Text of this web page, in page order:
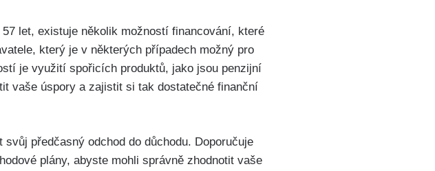
let, existuje několik možností financování, které
který je v ​některých případech možný pro
​je využití spořicích produktů, jako jsou penzijní
vaše úspory a zajistit si⁤ tak dostatečné finanční
předčasný odchod do důchodu. Doporučuje
plány, abyste mohli správně zhodnotit⁢ vaše